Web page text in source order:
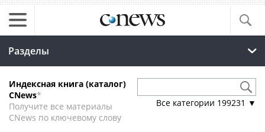
Разделы
Индексная книга (каталог)
CNews*
Получите все материалы
CNews по ключевому слову
Все категории 199231 ▼